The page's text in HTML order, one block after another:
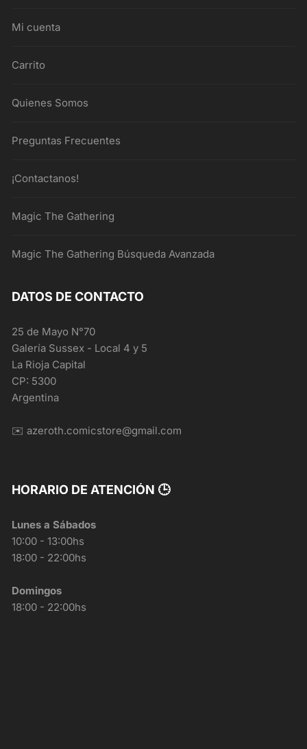
Mi cuenta
Carrito
Quienes Somos
Preguntas Frecuentes
¡Contactanos!
Magic The Gathering
Magic The Gathering Búsqueda Avanzada
DATOS DE CONTACTO
25 de Mayo N°70
Galería Sussex - Local 4 y 5
La Rioja Capital
CP: 5300
Argentina
✉️ azeroth.comicstore@gmail.com
HORARIO DE ATENCIÓN 🕒
Lunes a Sábados
10:00 - 13:00hs
18:00 - 22:00hs
Domingos
18:00 - 22:00hs